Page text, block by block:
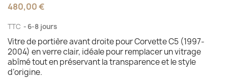
480,00 €
TTC 6-8 jours
Vitre de portière avant droite pour Corvette C5 (1997-
2004) en verre clair, idéale pour remplacer un vitrage
abîmé tout en préservant la transparence et le style
d’origine.